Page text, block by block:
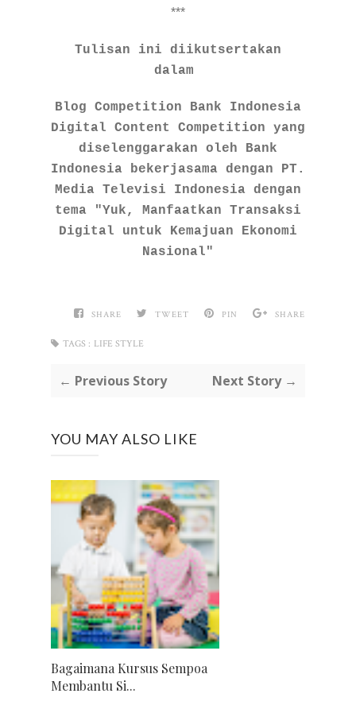
***
Tulisan ini diikutsertakan
dalam
Blog Competition Bank Indonesia
Digital Content Competition yang
diselenggarakan oleh Bank
Indonesia bekerjasama dengan PT.
Media Televisi Indonesia dengan
tema "Yuk, Manfaatkan Transaksi
Digital untuk Kemajuan Ekonomi
Nasional"
SHARE TWEET PIN SHARE
TAGS : LIFE STYLE
← Previous Story Next Story →
YOU MAY ALSO LIKE
Bagaimana Kursus Sempoa
Membantu Si...